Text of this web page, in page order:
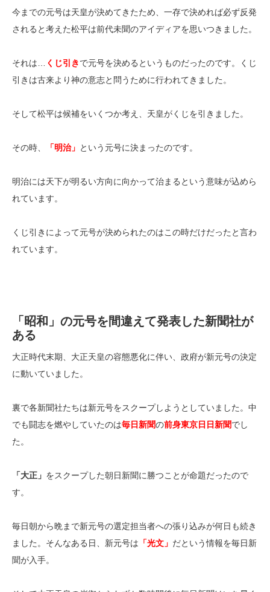
今までの元号は天皇が決めてきたため、一存で決めれば必ず反発
されると考えた松平は前代未聞のアイディアを思いつきました。
それは… くじ引きで元号を決めるというものだったのです。くじ
引きは古来より神の意志と問うために行われてきました。
そして松平は候補をいくつか考え、天皇がくじを引きました。
その時、 「明治」 という元号に決まったのです。
明治には天下が明るい方向に向かって治まるという意味が込めら
れています。
くじ引きによって元号が決められたのはこの時だけだったと言わ
れています。
「昭和」の元号を間違えて発表した新聞社が
ある
大正時代末期、大正天皇の容態悪化に伴い、政府が新元号の決定
に動いていました。
裏で各新聞社たちは新元号をスクープしようとしていました。中
でも闘志を燃やしていたのは毎日新聞の前身東京日日新聞でし
た。
「大正」 をスクープした朝日新聞に勝つことが命題だったので
す。
毎日朝から晩まで新元号の選定担当者への張り込みが何日も続き
ました。そんなある日、新元号は 「光文」 だという情報を毎日新
聞が入手。